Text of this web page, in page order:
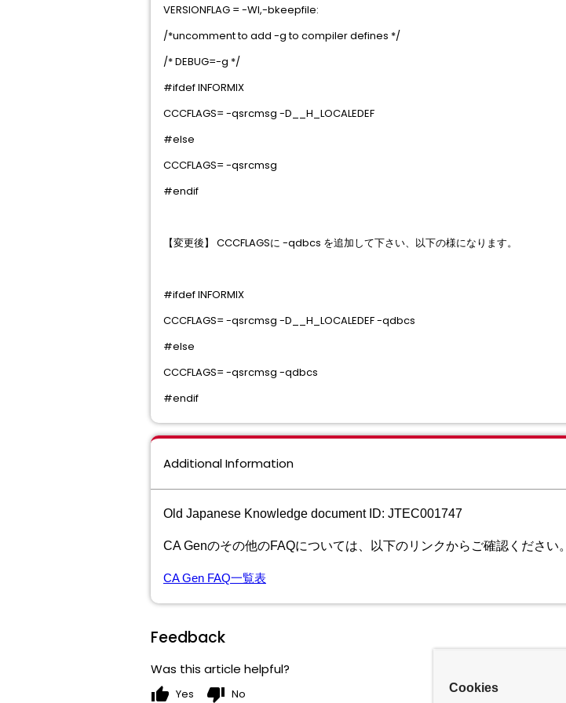
VERSIONFLAG = -Wl,-bkeepfile:
/*uncomment to add -g to compiler defines */
/* DEBUG=-g */
#ifdef INFORMIX
CCCFLAGS= -qsrcmsg -D__H_LOCALEDEF
#else
CCCFLAGS= -qsrcmsg
#endif
【変更後】 CCCFLAGSに -qdbcs を追加して下さい、以下の様になります。
#ifdef INFORMIX
CCCFLAGS= -qsrcmsg -D__H_LOCALEDEF -qdbcs
#else
CCCFLAGS= -qsrcmsg -qdbcs
#endif
Additional Information
Old Japanese Knowledge document ID: JTEC001747
CA Genのその他のFAQについては、以下のリンクからご確認ください。
CA Gen FAQ一覧表
Feedback
Was this article helpful?
thumb_up Yes thumb_down No Cookies